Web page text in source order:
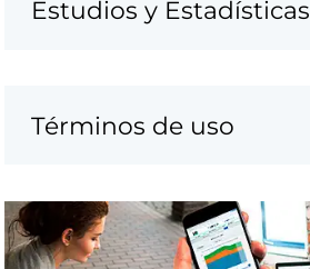
Estudios y Estadísticas
Términos de uso